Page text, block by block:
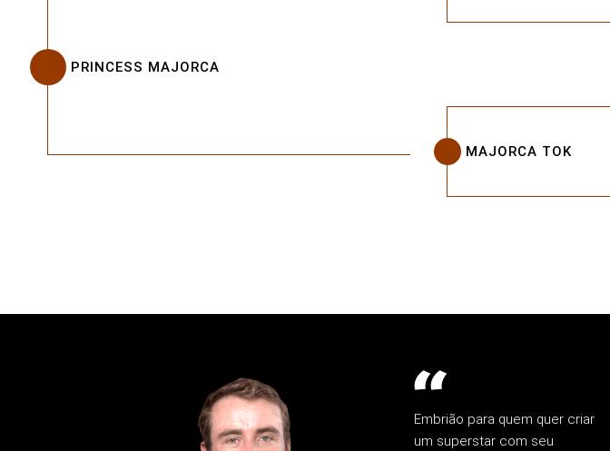
PRINCESS MAJORCA
MAJORCA TOK
Embrião para quem quer criar
um superstar com seu